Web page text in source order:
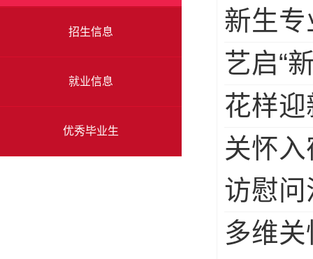
招生信息
就业信息
优秀毕业生
新生
艺启“
花样
关怀
访慰问
多维